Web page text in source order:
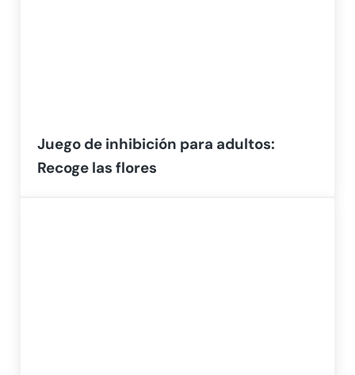
Juego de inhibición para adultos:
Recoge las flores